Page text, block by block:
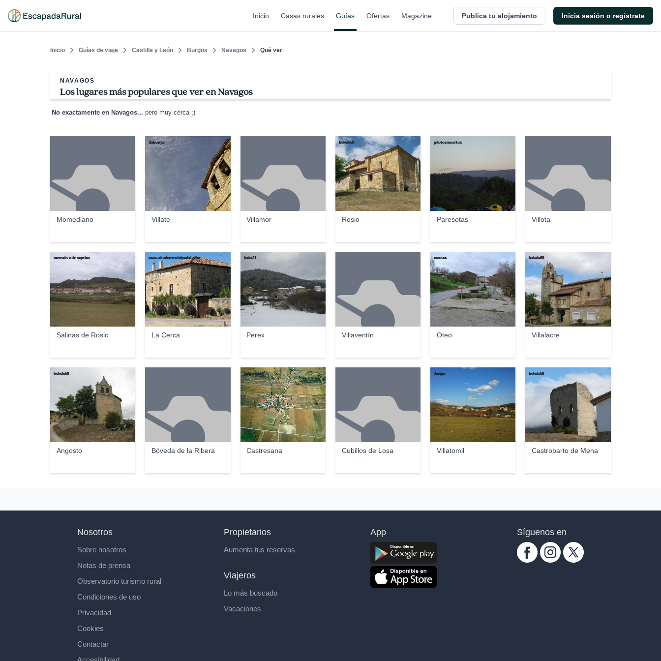
Inicio Casas rurales Guías Ofertas Magazine Publica tu alojamiento Inicia sesión o regístrate
Inicio Guías de viaje Castilla y León Burgos Navagos Qué ver
NAVAGOS
Los lugares más populares que ver en Navagos
No exactamente en Navagos... pero muy cerca ;)
Momediano Villate
Sabunya
Villamor Rosio
bekele68
Paresotas
pilotosmuertos
Villota
Salinas de Rosio
carmelo ruiz septien
La Cerca
www.alucherosdelpedal.com
Perex
itaka21
Villaventín Oteo
aaooaa
Villalacre
bekele68
Angosto
bekele68
Bóveda de la Ribera Castresana
salgarcia17
Cubillos de Losa Villatomil
Javipe
Castrobarto de Mena
bekele68
Nosotros
Sobre nosotros
Notas de prensa
Observatorio turismo rural
Condiciones de uso
Privacidad
Cookies
Contactar
Propietarios
Aumenta tus reservas
Viajeros
Lo más buscado
Vacaciones
App Síguenos en